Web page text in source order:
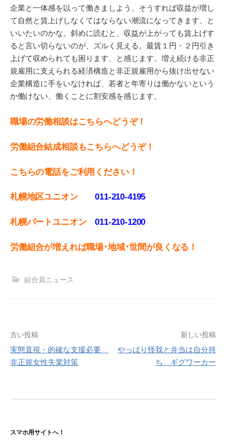
企業と一体感を以って働きましよう、そうすれば収益が増し
て自然と賃上げしなくてはならない潮流になってきます、と
いいたいのかな。斜めに読むと、収益が上がっても賃上げす
ると言い切らないのが、ズルく見える。最賃１円・２円引き
上げて収められても困ります、と感じます。増え続ける非正
規雇用に支えられる経済構造と非正規雇用から抜け出せない
企業構造に手をいなければ、若者と年寄りは働かないという
か働けない、働くことに割安感を感じます。
職場の労働相談はこちらへどうぞ！
労働組合結成相談もこちらへどうぞ！
こちらの電話をご利用ください！
札幌地区ユニオン011-210-4195
札幌パートユニオン011‐210-1200
労働組合が増えれば職場･地域･世間が良くなる！
組合員ニュース
投
稿
ー
古い投稿
実態直視・的確な支援必要
非正規女性失業対策
新しい投稿
やっぱり怪我と弁当は自分持
ち ギグワーカー
スマホ用サイトへ！